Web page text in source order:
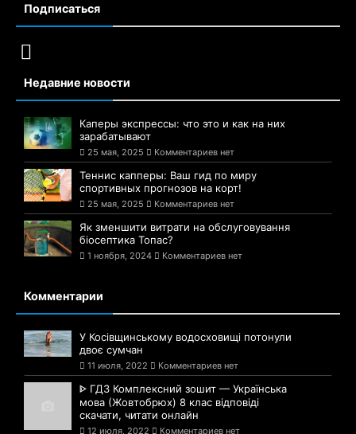
Подписаться
Недавние новости
Каперы экспрессы: что это и как на них
зарабатывают
25 мая, 2025 Комментариев нет
Теннис капперы: Ваш гид по миру
спортивных прогнозов на корт!
25 мая, 2025 Комментариев нет
Як зменшити витрати на обслуговування
біосептика Топас?
1 ноября, 2024 Комментариев нет
Комментарии
У Косівщинському водосховищі потонули
двоє сумчан
11 июля, 2022 Комментариев нет
ᐈ ГДЗ Комплексний зошит — Українська
мова (Жовтобрюх) 8 клас відповіді
скачати, читати онлайн
12 июля, 2022 Комментариев нет